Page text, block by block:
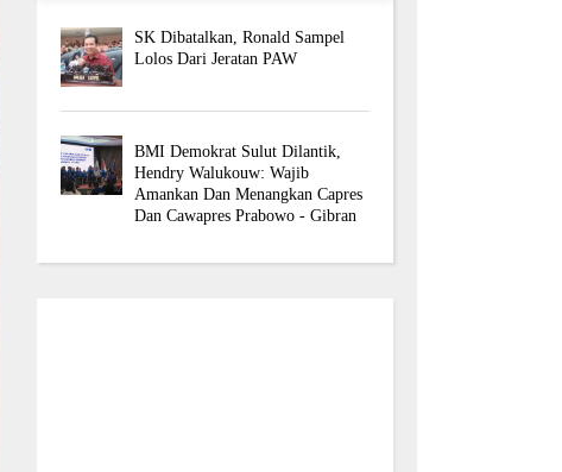
SK Dibatalkan, Ronald Sampel
Lolos Dari Jeratan PAW
BMI Demokrat Sulut Dilantik,
Hendry Walukouw: Wajib
Amankan Dan Menangkan Capres
Dan Cawapres Prabowo - Gibran